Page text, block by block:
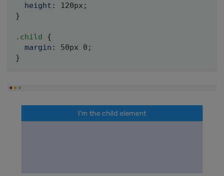
height : 120px ;
}
.child {
margin : 50px 0 ;
}